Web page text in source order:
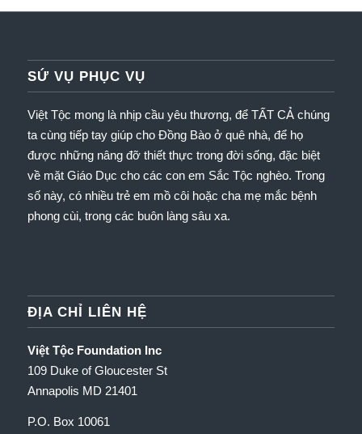
SỨ VỤ PHỤC VỤ
Việt Tộc mong là nhịp cầu yêu thương, để TẤT CẢ chúng
ta cùng tiếp tay giúp cho Đồng Bào ở quê nhà, để họ
được những nâng đỡ thiết thực trong đời sống, đặc biệt
về mặt Giáo Dục cho các con em Sắc Tộc nghèo. Trong
số này, có nhiều trẻ em mồ côi hoặc cha mẹ mắc bệnh
phong cùi, trong các buôn làng sâu xa.
ĐỊA CHỈ LIÊN HỆ
Việt Tộc Foundation Inc
109 Duke of Gloucester St
Annapolis MD 21401
P.O. Box 10061